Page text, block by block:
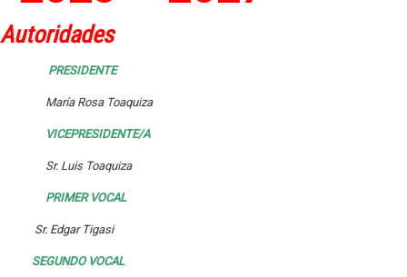
Autoridades
PRESIDENTE
María Rosa Toaquiza
VICEPRESIDENTE/A
Sr. Luis Toaquiza
PRIMER VOCAL
Sr. Edgar Tigasi
SEGUNDO VOCAL